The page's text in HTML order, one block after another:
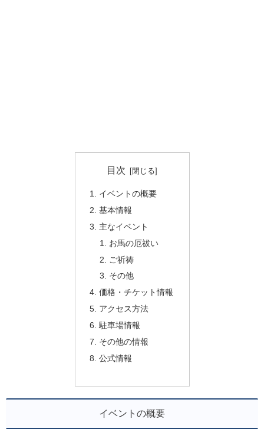
目次
イベントの概要
基本情報
主なイベント
お馬の厄祓い
ご祈祷
その他
価格・チケット情報
アクセス方法
駐車場情報
その他の情報
公式情報
イベントの概要